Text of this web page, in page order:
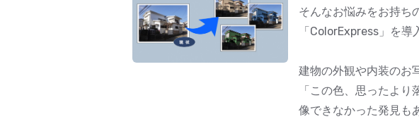
そんなお悩みをお持ち
「ColorExpress」を導
建物の外観や内装のお
「この色、思ったよ
像できなかった発見も